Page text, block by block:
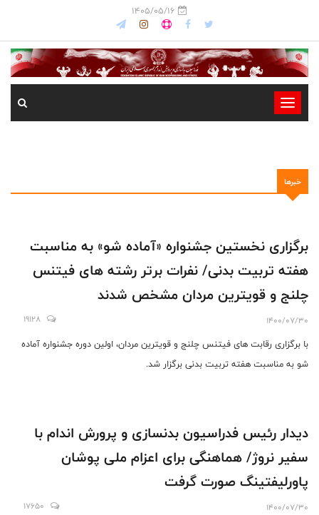
1405/05/16
-
-
-
-
خبرها
برگزاری نخستین جشنواره «آماده شو» به مناسبت
هفته تربیت بدنی/ نفرات برتر رشته های فیتنس
چلنج و قویترین مردان مشخص شدند
1400/07/30
19128
با برگزاری رقابت های فیتنس چلنج و قویترین مردان، اولین دوره جشنواره آماده
شو به مناسبت هفته تربیت بدنی برگزار شد.
دیدار رئیس فدراسیون بدنسازی و پرورش اندام با
سفیر نروژ/ هماهنگی برای اعزام ملی پوشان
پاورلیفتینگ صورت گرفت
1400/07/30
17650